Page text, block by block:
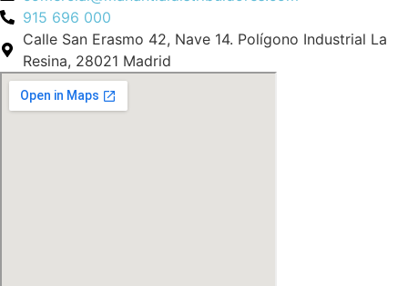
915 696 000
Calle San Erasmo 42, Nave 14. Polígono Industrial La
Resina, 28021 Madrid